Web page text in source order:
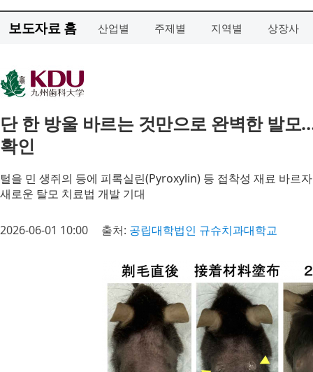
보도자료 홈 산업별 주제별 지역별 상장사
단 한 방울 바르는 것만으로 완벽한 발
확인
털을 민 생쥐의 등에 피록실린(Pyroxylin) 등 접착성 재료 바르
새로운 탈모 치료법 개발 기대
2026-06-01 10:00 출처: 공립대학법인 규슈치과대학교